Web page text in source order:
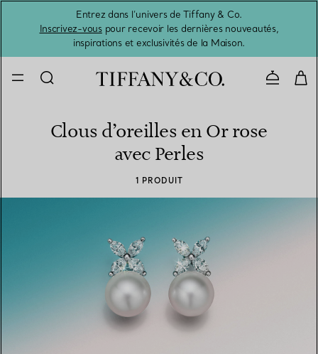
Entrez dans l’univers de Tiffany & Co.
Inscrivez-vouspour recevoir les dernières nouveautés,
inspirations et exclusivités de la Maison.
Clous d’oreilles en Or rose
avec Perles
1 PRODUIT